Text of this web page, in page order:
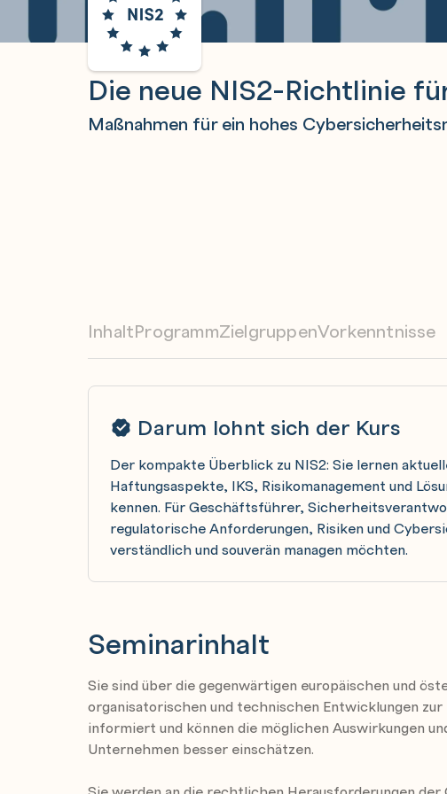
Die neue NIS2-Richtlinie
Maßnahmen für ein hohes
InhaltProgrammZielgruppenVorkenntnisse
Darum lohnt sich der Kurs
Der kompakte Überblick zu NIS2: Sie lernen
Haftungsaspekte, IKS, Risikomanagement und
kennen. Für Geschäftsführer,
regulatorische Anforderungen, Risiken und
verständlich und souverän managen möchten.
Seminarinhalt
Sie sind über die gegenwärtigen europäischen und
organisatorischen und technischen Entwicklungen
informiert und können die möglichen Auswirkungen
Unternehmen besser einschätzen.